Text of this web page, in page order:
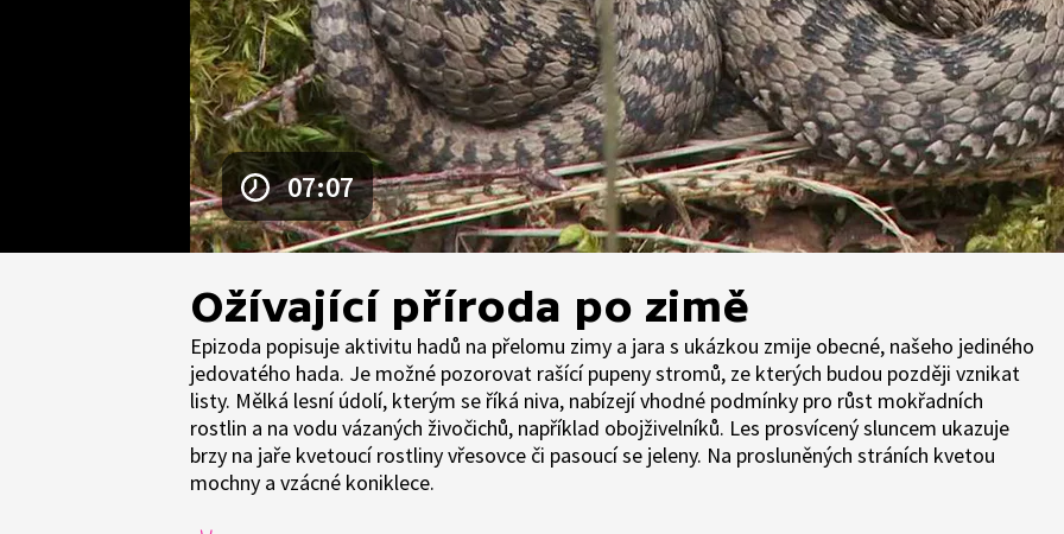
07:07
Ožívající příroda po zimě
Epizoda popisuje aktivitu hadů na přelomu zimy a jara s ukázkou zmije obecné, našeho jediného
jedovatého hada. Je možné pozorovat rašící pupeny stromů, ze kterých budou později vznikat
listy. Mělká lesní údolí, kterým se říká niva, nabízejí vhodné podmínky pro růst mokřadních
rostlin a na vodu vázaných živočichů, například obojživelníků. Les prosvícený sluncem ukazuje
brzy na jaře kvetoucí rostliny vřesovce či pasoucí se jeleny. Na prosluněných stráních kvetou
mochny a vzácné koniklece.